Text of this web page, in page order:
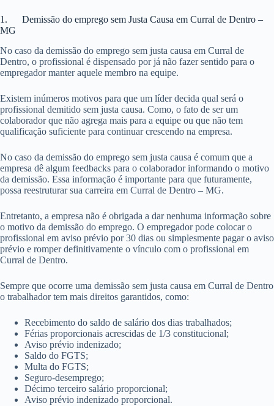
1. Demissão do emprego sem Justa Causa em Curral de Dentro –
MG
No caso da demissão do emprego sem justa causa em Curral de
Dentro, o profissional é dispensado por já não fazer sentido para o
empregador manter aquele membro na equipe.
Existem inúmeros motivos para que um líder decida qual será o
profissional demitido sem justa causa. Como, o fato de ser um
colaborador que não agrega mais para a equipe ou que não tem
qualificação suficiente para continuar crescendo na empresa.
No caso da demissão do emprego sem justa causa é comum que a
empresa dê algum feedbacks para o colaborador informando o motivo
da demissão. Essa informação é importante para que futuramente,
possa reestruturar sua carreira em Curral de Dentro – MG.
Entretanto, a empresa não é obrigada a dar nenhuma informação sobre
o motivo da demissão do emprego. O empregador pode colocar o
profissional em aviso prévio por 30 dias ou simplesmente pagar o aviso
prévio e romper definitivamente o vínculo com o profissional em
Curral de Dentro.
Sempre que ocorre uma demissão sem justa causa em Curral de Dentro
o trabalhador tem mais direitos garantidos, como:
Recebimento do saldo de salário dos dias trabalhados;
Férias proporcionais acrescidas de 1/3 constitucional;
Aviso prévio indenizado;
Saldo do FGTS;
Multa do FGTS;
Seguro-desemprego;
Décimo terceiro salário proporcional;
Aviso prévio indenizado proporcional.